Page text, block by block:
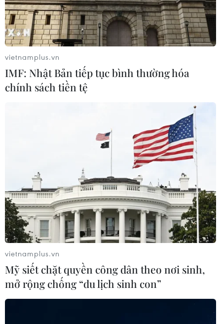
vietnamplus.vn
IMF: Nhật Bản tiếp tục bình thường hóa
chính sách tiền tệ
vietnamplus.vn
Mỹ siết chặt quyền công dân theo nơi sinh,
mở rộng chống “du lịch sinh con”